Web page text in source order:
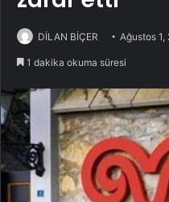
DİLAN BİÇER Ağustos 1,
1 dakika okuma süresi